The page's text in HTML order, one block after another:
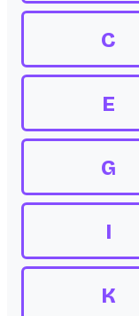
C
E
G
I
K